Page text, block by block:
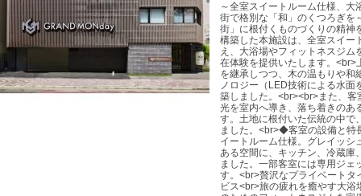
～全室スイートルーム仕様、
街で格別な「和」のくつろぎを
街」に根付くものづくりの精神
構築した本施設は、全室スイー
え、大浴場やフィットネスジ
在体験を提供いたします。<br>
を継承しつつ、木の温もりや和
ノロジー（LED技術による水面
築しました。<br><br>また、
光を室内へ導き、落ち着きのあ
す。土地に根付いた伝統の中で
ました。<br>◆客室の設備と特
イートルーム仕様。グレイッシ
ある空間に、キッチン、冷蔵庫
ました。一部客室には専用ジ
す。<br>贅沢なプライベートタ
ビス<br>旅の疲れを癒やす大